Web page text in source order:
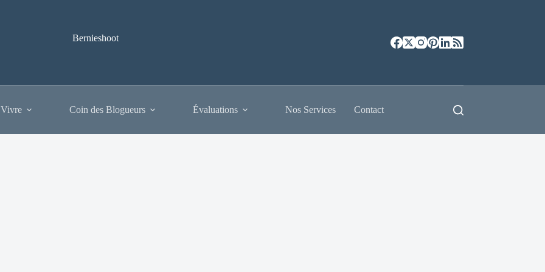
Bernieshoot
Coin des Blogueurs Évaluations Nos Services Contact